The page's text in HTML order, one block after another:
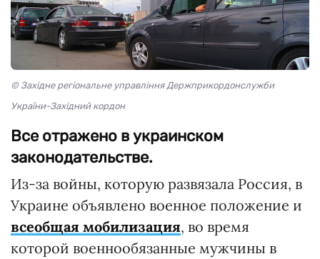
© Західне регіональне управління Держприкордонслужби
України-Західний кордон
Все отражено в украинском
законодательстве.
Из-за войны, которую развязала Россия, в
Украине объявлено военное положение и
всеобщая мобилизация, во время
которой военнообязанные мужчины в